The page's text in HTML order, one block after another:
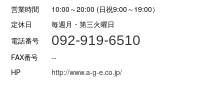
営業時間
10:00～20:00 (日祝9:00～19:00）
定休日
毎週月・第三火曜日
電話番号
092-919-6510
FAX番号
--
HP
http://www.a-g-e.co.jp/